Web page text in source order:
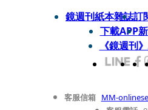
鏡週刊紙本雜誌訂
下載APP
《鏡週刊
客服信箱 MM-